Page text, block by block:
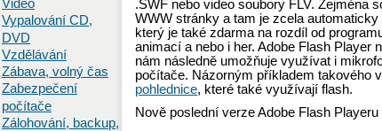
.SWF nebo video soubory FLV. Zejména
WWW stránky a tam je zcela automaticky
který je také zdarma na rozdíl od
animací a nebo i her. Adobe Flash Player
nám následně umožňuje využívat i
počítače. Názorným příkladem takového
pohlednice, které také využívají flash.
Nově poslední verze Adobe Flash Playeru
Video
Vypalování CD,
DVD
Vzdělávání
Zábava, volný čas
Zabezpečení
počítače
Zálohování, backup,